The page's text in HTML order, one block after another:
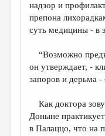
ДАЙДЖЕСТ
ПРОИЗВЕДЕНИЯ
КОНКУРСЫ
КНИЖНАЯ ПОЛКА
ОБЗОР ЛИТЕРАТУРЫ
надзор и
препона
суть медицины - в
“Возможно
он утверждает, -
запоров и дерьма -
Как доктора
Доныне
в Палаццо, что на